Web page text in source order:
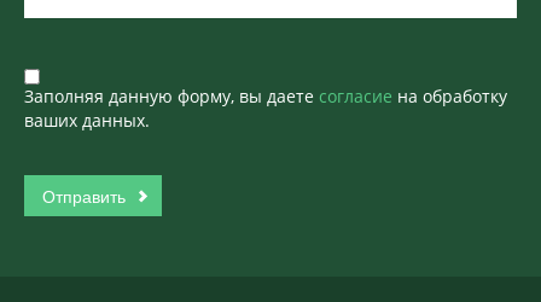
Заполняя данную форму, вы даете согласие на обработку
ваших данных.